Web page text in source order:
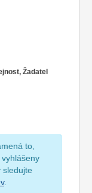
Žadatel
to,
sledujte
.